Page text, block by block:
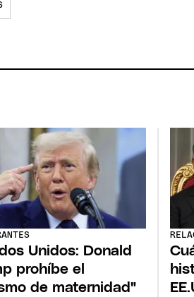
Unidos: Donald
prohíbe el
de maternidad"